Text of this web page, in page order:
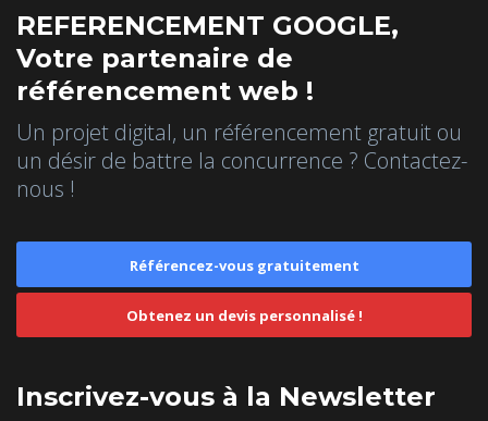
REFERENCEMENT GOOGLE,
Votre partenaire de
référencement web !
Un projet digital, un référencement gratuit ou
un désir de battre la concurrence ? Contactez-
nous !
Référencez-vous gratuitement
Obtenez un devis personnalisé !
Inscrivez-vous à la Newsletter